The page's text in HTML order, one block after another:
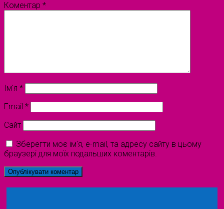
Коментар *
Ім'я *
Email *
Сайт
Зберегти моє ім'я, e-mail, та адресу сайту в цьому
браузері для моїх подальших коментарів.